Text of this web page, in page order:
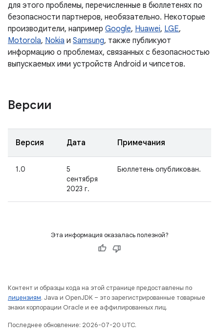
для этого проблемы, перечисленные в бюллетенях по
безопасности партнеров, необязательно. Некоторые
производители, например Google, Huawei, LGE,
Motorola, Nokia и Samsung, также публикуют
информацию о проблемах, связанных с безопасностью
выпускаемых ими устройств Android и чипсетов.
Версии
Версия Дата Примечания
1.0
5
сентября
2023 г.
Бюллетень опубликован.
Эта информация оказалась полезной?
Контент и образцы кода на этой странице предоставлены по
лицензиям. Java и OpenJDK – это зарегистрированные товарные
знаки корпорации Oracle и ее аффилированных лиц.
Последнее обновление: 2026-07-20 UTC.